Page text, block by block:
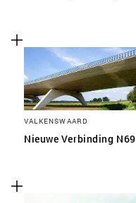
VALKENSWAARD
Nieuwe Verbinding N69